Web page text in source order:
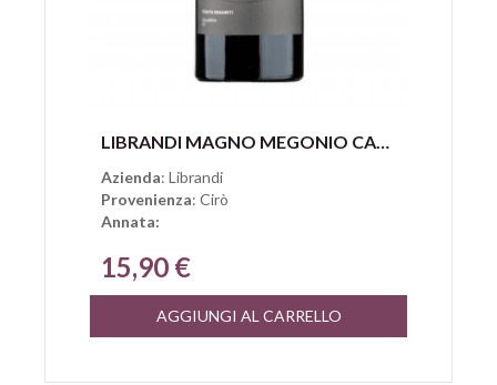
Anteprima LIBRANDI MAGNO MEGONIO CALABRIA ROSSO IGT
Azienda: Librandi
Provenienza: Cirò
Annata:
15,90 €
AGGIUNGI AL CARRELLO